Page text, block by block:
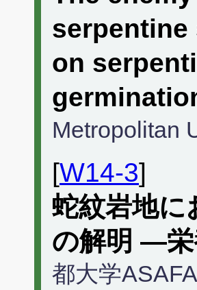
on
Metropolitan
[W14-3]
蛇紋岩地に
の解明 ―
都大学